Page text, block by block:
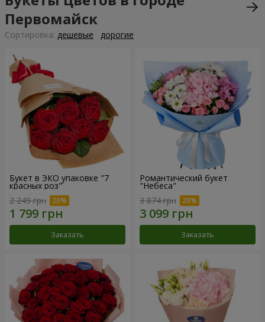
Первомайск
Cортировка: дешевые дорогие
Букет в ЭКО упаковке "7
красных роз"
2 249 грн
Заказать
Романтический букет
"Небеса"
3 874 грн
Заказать